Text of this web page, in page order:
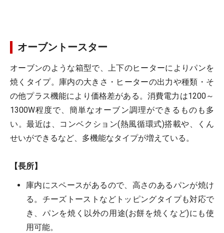
オーブントースター
オーブンのような箱型で、上下のヒーターによりパンを
焼くタイプ。庫内の大きさ・ヒーターの出力や種類・そ
の他プラス機能により価格差がある。消費電力は1200～
1300W程度で、簡単なオーブン調理ができるものも多
い。最近は、コンベクション(熱風循環式)搭載や、くん
せいができるなど、多機能なタイプが増えている。
【長所】
庫内にスペースがあるので、高さのあるパンが焼け
る。 チーズトーストなどトッピングタイプも対応で
き、パンを焼く以外の用途(お餅を焼くなど)にも使
用可能。